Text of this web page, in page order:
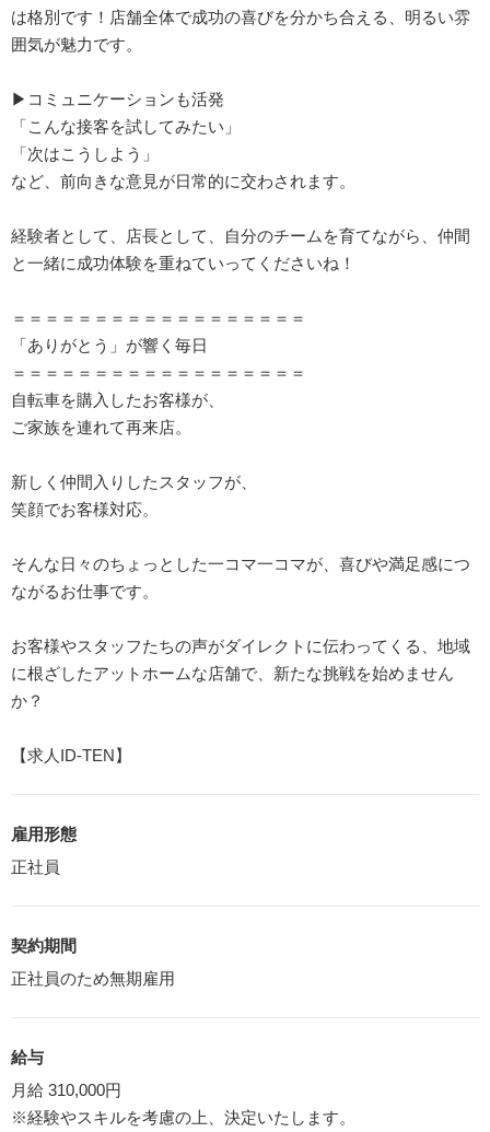
は格別です！店舗全体で成功の喜びを分かち合える、明るい雰
囲気が魅力です。
▶コミュニケーションも活発
「こんな接客を試してみたい」
「次はこうしよう」
など、前向きな意見が日常的に交わされます。
経験者として、店長として、自分のチームを育てながら、仲間
と一緒に成功体験を重ねていってくださいね！
＝＝＝＝＝＝＝＝＝＝＝＝＝＝＝＝＝＝
「ありがとう」が響く毎日
＝＝＝＝＝＝＝＝＝＝＝＝＝＝＝＝＝＝
自転車を購入したお客様が、
ご家族を連れて再来店。
新しく仲間入りしたスタッフが、
笑顔でお客様対応。
そんな日々のちょっとした一コマ一コマが、喜びや満足感につ
ながるお仕事です。
お客様やスタッフたちの声がダイレクトに伝わってくる、地域
に根ざしたアットホームな店舗で、新たな挑戦を始めません
か？
【求人ID-TEN】
雇用形態
正社員
契約期間
正社員のため無期雇用
給与
月給 310,000円
※経験やスキルを考慮の上、決定いたします。